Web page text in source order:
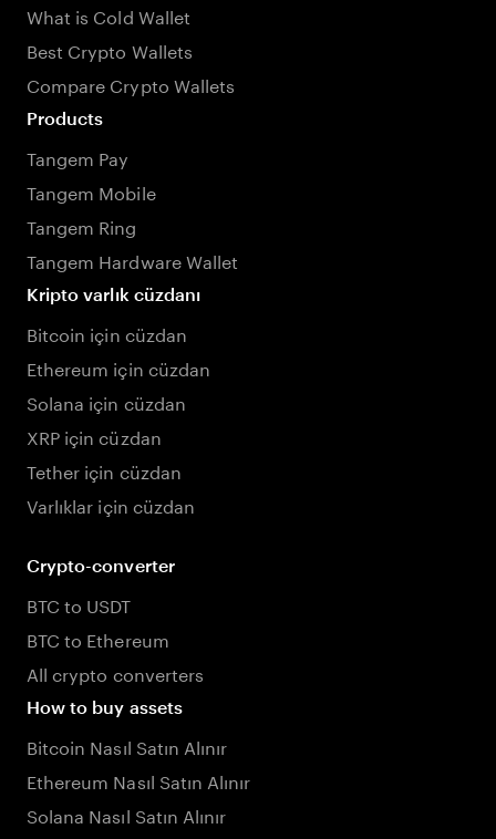
What is Cold Wallet
Best Crypto Wallets
Compare Crypto Wallets
Products
Tangem Pay
Tangem Mobile
Tangem Ring
Tangem Hardware Wallet
Kripto varlık cüzdanı
Bitcoin için cüzdan
Ethereum için cüzdan
Solana için cüzdan
XRP için cüzdan
Tether için cüzdan
Varlıklar için cüzdan
Crypto-converter
BTC to USDT
BTC to Ethereum
All crypto converters
How to buy assets
Bitcoin Nasıl Satın Alınır
Ethereum Nasıl Satın Alınır
Solana Nasıl Satın Alınır